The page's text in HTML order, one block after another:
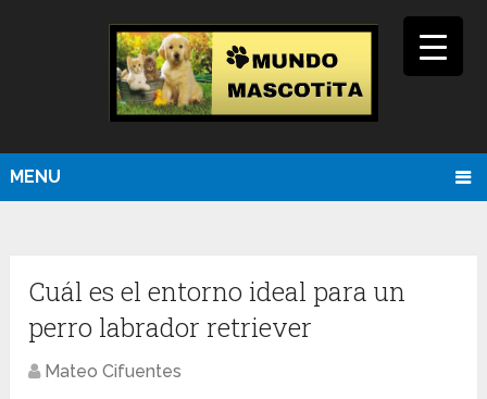
MENU
Cuál es el entorno ideal para un
perro labrador retriever
Mateo Cifuentes